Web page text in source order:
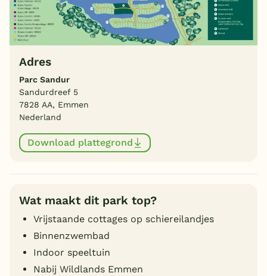
Adres
Parc Sandur
Sandurdreef 5
7828 AA, Emmen
Nederland
Download plattegrond
Wat maakt dit park top?
Vrijstaande cottages op schiereilandjes
Binnenzwembad
Indoor speeltuin
Nabij Wildlands Emmen